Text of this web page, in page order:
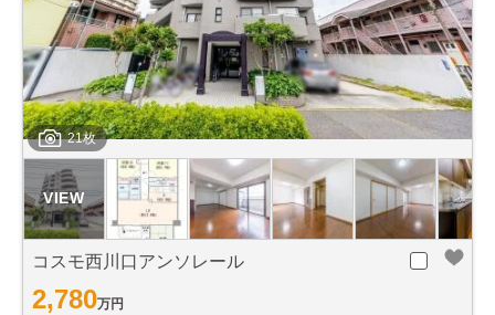
21枚
コスモ西川口アンソレール
2,780万円